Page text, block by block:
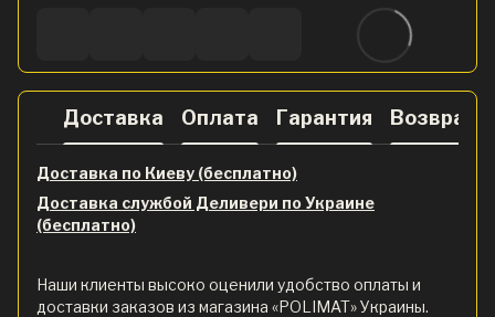
Доставка Оплата Гарантия Возврат
Доставка по Киеву (бесплатно)
Доставка службой Деливери по Украине
(бесплатно)
Наши клиенты высоко оценили удобство оплаты и
доставки заказов из магазина «POLIMAT» Украины.